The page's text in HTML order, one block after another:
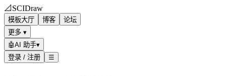
📐 SCIDraw
模板大厅 博客
论坛
更多 ▾
🤖AI 助手▾
登录 / 注册
☰